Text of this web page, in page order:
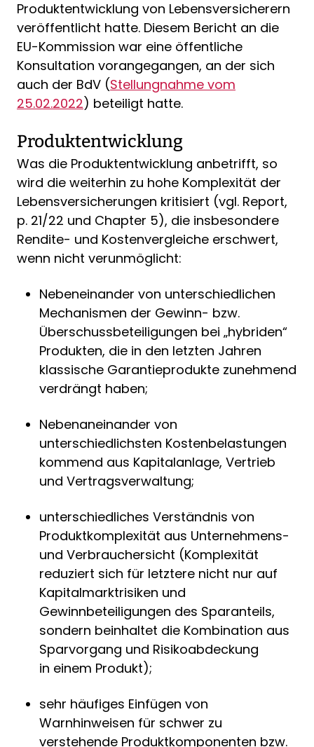
Produktentwicklung von Lebensversicherern
veröffentlicht hatte. Diesem Bericht an die
EU-Kommission war eine öffentliche
Konsultation vorangegangen, an der sich
auch der BdV (Stellungnahme vom
25.02.2022) beteiligt hatte.
Produktentwicklung
Was die Produktentwicklung anbetrifft, so
wird die weiterhin zu hohe Komplexität der
Lebensversicherungen kritisiert (vgl. Report,
p. 21/22 und Chapter 5), die insbesondere
Rendite- und Kostenvergleiche erschwert,
wenn nicht verunmöglicht:
Nebeneinander von unterschiedlichen
Mechanismen der Gewinn- bzw.
Überschussbeteiligungen bei „hybriden“
Produkten, die in den letzten Jahren
klassische Garantieprodukte zunehmend
verdrängt haben;
Nebenaneinander von
unterschiedlichsten Kostenbelastungen
kommend aus Kapitalanlage, Vertrieb
und Vertragsverwaltung;
unterschiedliches Verständnis von
Produktkomplexität aus Unternehmens-
und Verbrauchersicht (Komplexität
reduziert sich für letztere nicht nur auf
Kapitalmarktrisiken und
Gewinnbeteiligungen des Sparanteils,
sondern beinhaltet die Kombination aus
Sparvorgang und Risikoabdeckung
in einem Produkt);
sehr häufiges Einfügen von
Warnhinweisen für schwer zu
verstehende Produktkomponenten bzw.